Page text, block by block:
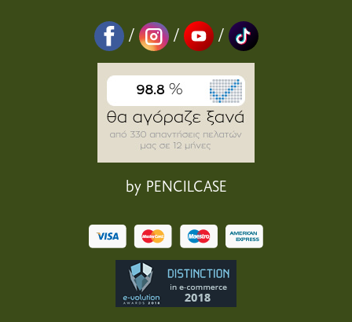
/ / /
by PENCILCASE